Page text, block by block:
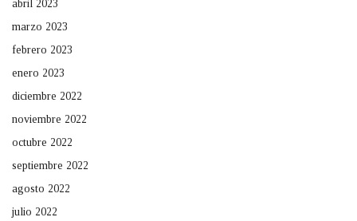
abril 2023
marzo 2023
febrero 2023
enero 2023
diciembre 2022
noviembre 2022
octubre 2022
septiembre 2022
agosto 2022
julio 2022